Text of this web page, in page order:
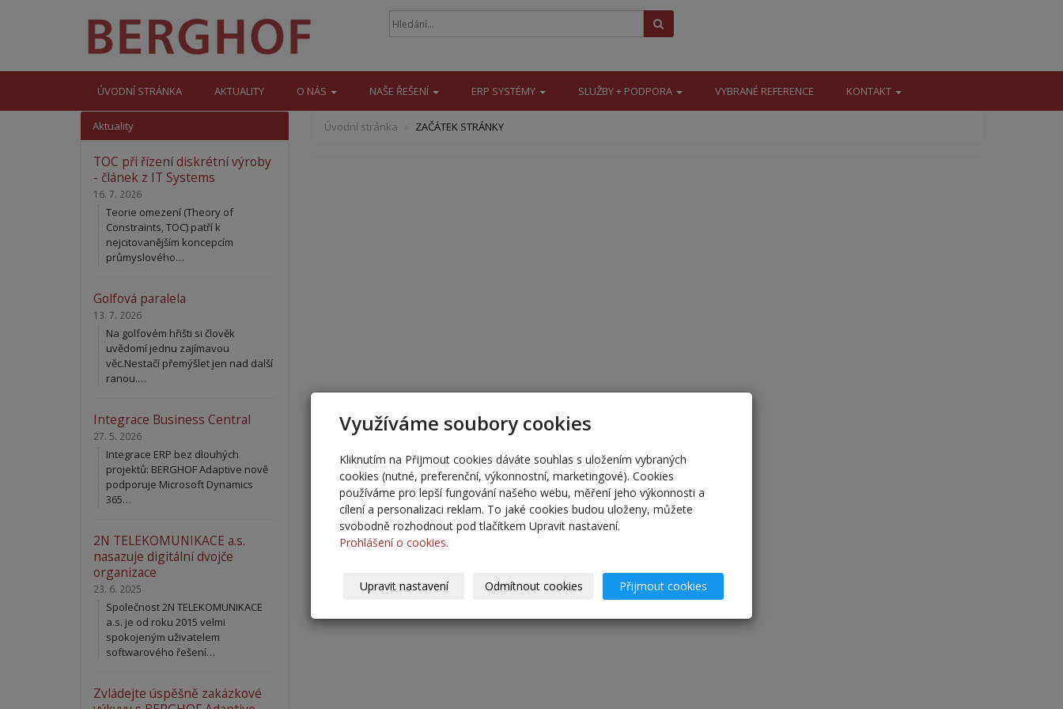
ÚVODNÍ STRÁNKA AKTUALITY O NÁS NAŠE ŘEŠENÍ ERP SYSTÉMY SLUŽBY + PODPORA VYBRANÉ REFERENCE KONTAKT
Úvodní stránka ZAČÁTEK STRÁNKY
Aktuality
TOC při řízení diskrétní výroby
- článek z IT Systems
16. 7. 2026
Teorie omezení (Theory of
Constraints, TOC) patří k
nejcitovanějším koncepcím
průmyslového…
Golfová paralela
13. 7. 2026
Na golfovém hřišti si člověk
uvědomí jednu zajímavou
věc.Nestačí přemýšlet jen nad další
ranou.…
Integrace Business Central
27. 5. 2026
Integrace ERP bez dlouhých
projektů: BERGHOF Adaptive nově
podporuje Microsoft Dynamics
365…
2N TELEKOMUNIKACE a.s.
nasazuje digitální dvojče
organizace
23. 6. 2025
Společnost 2N TELEKOMUNIKACE
a.s. je od roku 2015 velmi
spokojeným uživatelem
softwarového řešení…
Zvládejte úspěšně zakázkové
Využíváme soubory cookies
Kliknutím na Přijmout cookies dáváte souhlas s uložením vybraných
cookies (nutné, preferenční, výkonnostní, marketingové). Cookies
používáme pro lepší fungování našeho webu, měření jeho výkonnosti a
cílení a personalizaci reklam. To jaké cookies budou uloženy, můžete
svobodně rozhodnout pod tlačítkem Upravit nastavení.
Prohlášení o cookies.
Upravit nastavení Odmítnout cookies Přijmout cookies